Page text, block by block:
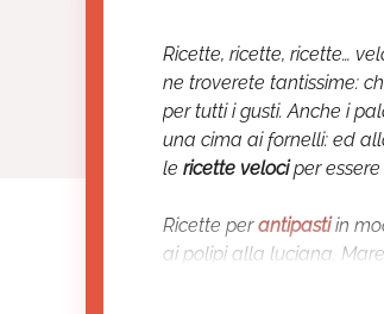
Ricette, ricette, ricette…
ne troverete tantissime:
per tutti i gusti. Anche i
una cima ai fornelli: ed
le ricette velociper essere
Ricette perantipastiin
ai polipi alla luciana.